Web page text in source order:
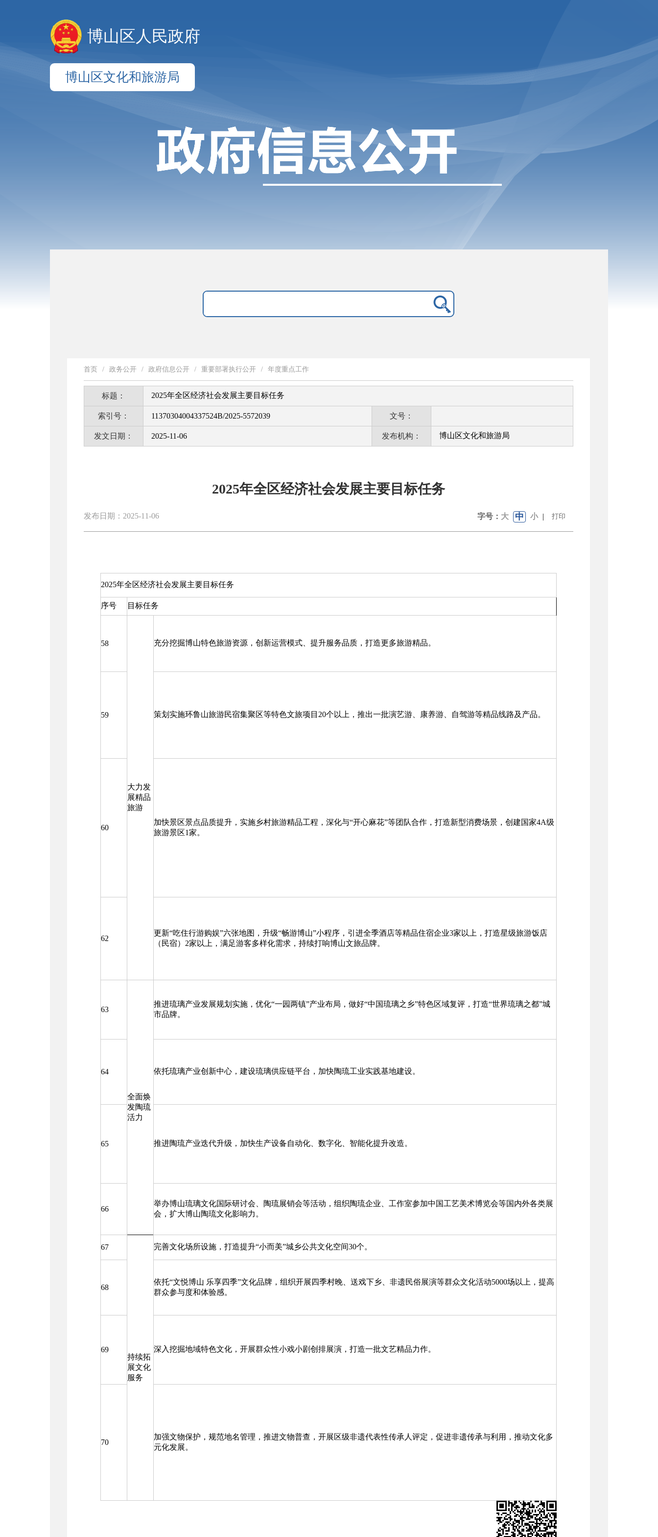
博山区人民政府
博山区文化和旅游局
首页 / 政务公开 / 政府信息公开 / 重要部署执行公开 / 年度重点工作
标题： 2025年全区经济社会发展主要目标任务
索引号： 11370304004337524B/2025-5572039 文号：
发文日期： 2025-11-06 发布机构： 博山区文化和旅游局
2025年全区经济社会发展主要目标任务
发布日期：2025-11-06 字号： 大 中 小 | 打印
2025年全区经济社会发展主要目标任务
序号 目标任务
58
大力发
展精品
旅游
充分挖掘博山特色旅游资源，创新运营模式、提升服务品质，打造更多旅游精品。
59 策划实施环鲁山旅游民宿集聚区等特色文旅项目20个以上，推出一批演艺游、康养游、自驾游等精品线路及产品。
60
加快景区景点品质提升，实施乡村旅游精品工程，深化与“开心麻花”等团队合作，打造新型消费场景，创建国家4A级
旅游景区1家。
62
更新“吃住行游购娱”六张地图，升级“畅游博山”小程序，引进全季酒店等精品住宿企业3家以上，打造星级旅游饭店
（民宿）2家以上，满足游客多样化需求，持续打响博山文旅品牌。
63
全面焕
发陶琉
活力
推进琉璃产业发展规划实施，优化“一园两镇”产业布局，做好“中国琉璃之乡”特色区域复评，打造“世界琉璃之都”城
市品牌。
64 依托琉璃产业创新中心，建设琉璃供应链平台，加快陶琉工业实践基地建设。
65 推进陶琉产业迭代升级，加快生产设备自动化、数字化、智能化提升改造。
66
举办博山琉璃文化国际研讨会、陶琉展销会等活动，组织陶琉企业、工作室参加中国工艺美术博览会等国内外各类展
会，扩大博山陶琉文化影响力。
67
持续拓
展文化
服务
完善文化场所设施，打造提升“小而美”城乡公共文化空间30个。
68
依托“文悦博山 乐享四季”文化品牌，组织开展四季村晚、送戏下乡、非遗民俗展演等群众文化活动5000场以上，提高
群众参与度和体验感。
69 深入挖掘地域特色文化，开展群众性小戏小剧创排展演，打造一批文艺精品力作。
70
加强文物保护，规范地名管理，推进文物普查，开展区级非遗代表性传承人评定，促进非遗传承与利用，推动文化多
元化发展。